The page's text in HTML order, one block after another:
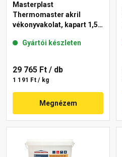
Masterplast
Thermomaster akril
vékonyvakolat, kapart 1,5
Gyártói készleten
29 765 Ft / db
1 191 Ft / kg
Megnézem